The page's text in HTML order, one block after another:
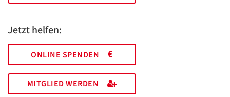
Jetzt helfen:
ONLINE SPENDEN
MITGLIED WERDEN